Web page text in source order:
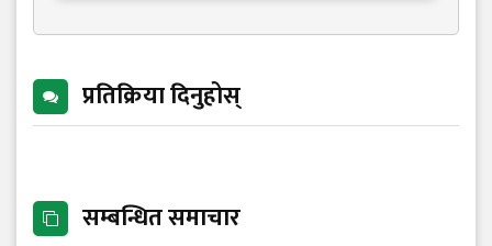
प्रतिक्रिया दिनुहोस्
सम्बन्धित समाचार